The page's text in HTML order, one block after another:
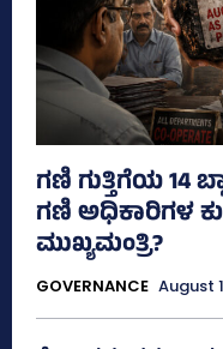
ಗಣಿ ಗುತ್ತಿಗೆಯ 14
ಗಣಿ ಅಧಿಕಾರಿಗಳ
ಮುಖ್ಯಮಂತ್ರಿ?
GOVERNANCE August